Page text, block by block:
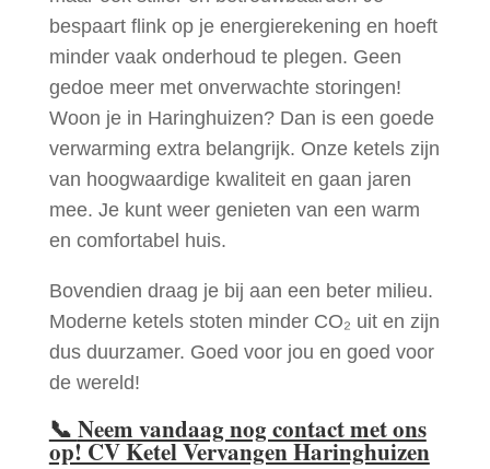
bespaart flink op je energierekening en hoeft
minder vaak onderhoud te plegen. Geen
gedoe meer met onverwachte storingen!
Woon je in Haringhuizen? Dan is een goede
verwarming extra belangrijk. Onze ketels zijn
van hoogwaardige kwaliteit en gaan jaren
mee. Je kunt weer genieten van een warm
en comfortabel huis.
Bovendien draag je bij aan een beter milieu.
Moderne ketels stoten minder CO₂ uit en zijn
dus duurzamer. Goed voor jou en goed voor
de wereld!
📞 Neem vandaag nog contact met ons
op! CV Ketel Vervangen Haringhuizen